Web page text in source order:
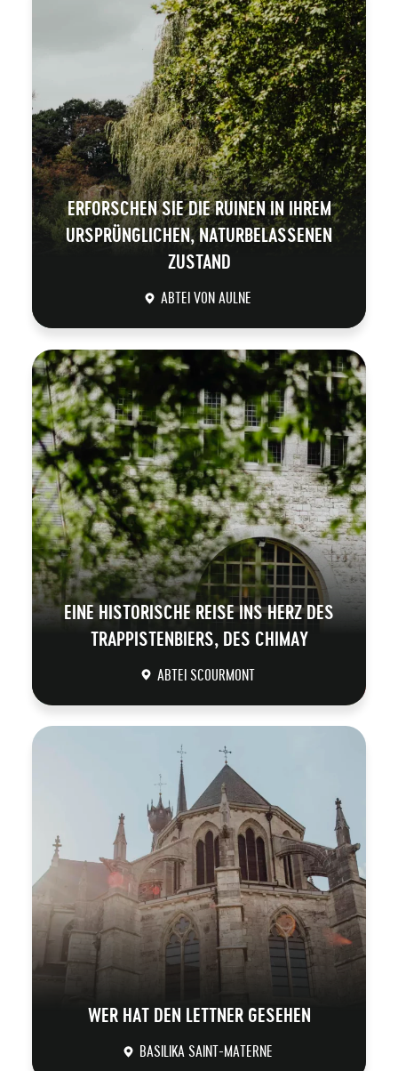
ERFORSCHEN SIE DIE RUINEN IN IHREM
URSPRÜNGLICHEN, NATURBELASSENEN
ZUSTAND
ABTEI VON AULNE
EINE HISTORISCHE REISE INS HERZ DES
TRAPPISTENBIERS, DES CHIMAY
ABTEI SCOURMONT
WER HAT DEN LETTNER GESEHEN
BASILIKA SAINT-MATERNE